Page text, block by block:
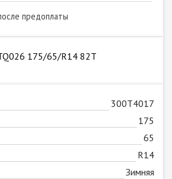
предоплаты
175/65/R14 82T
300T4017
175
65
R14
Зимняя